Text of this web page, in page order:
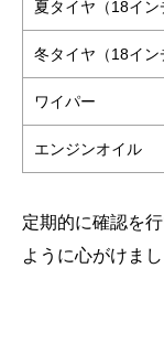
夏タイヤ（18イン
冬タイヤ（18イン
ワイパー
エンジンオイル
定期的に確認を
ように心がけまし